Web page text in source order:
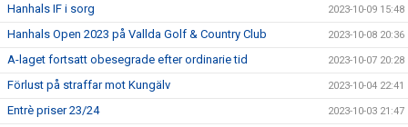
Hanhals IF i sorg 2023-10-09 15:48
Hanhals Open 2023 på Vallda Golf & Country Club 2023-10-08 20:36
A-laget fortsatt obesegrade efter ordinarie tid 2023-10-07 20:28
Förlust på straffar mot Kungälv 2023-10-04 22:41
Entrè priser 23/24 2023-10-03 21:47